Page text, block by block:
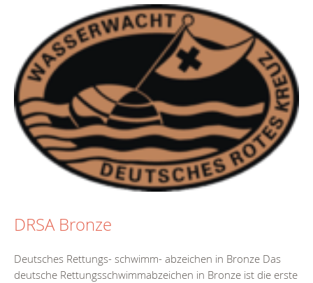
DRSA Bronze
Deutsches Rettungs- schwimm- abzeichen in Bronze Das
deutsche Rettungsschwimmabzeichen in Bronze ist die erste